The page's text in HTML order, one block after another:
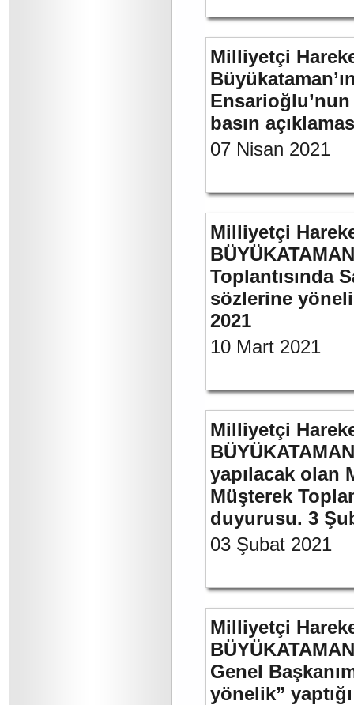
Milliyetçi
Ensarioğlu’nun
basın
07 Nisan 2021
Milliyetçi
Toplantısında
sözlerine
2021
10 Mart 2021
Milliyetçi
yapılacak olan
Müşterek
duyurusu. 3
03 Şubat 2021
Milliyetçi
Genel
yönelik”